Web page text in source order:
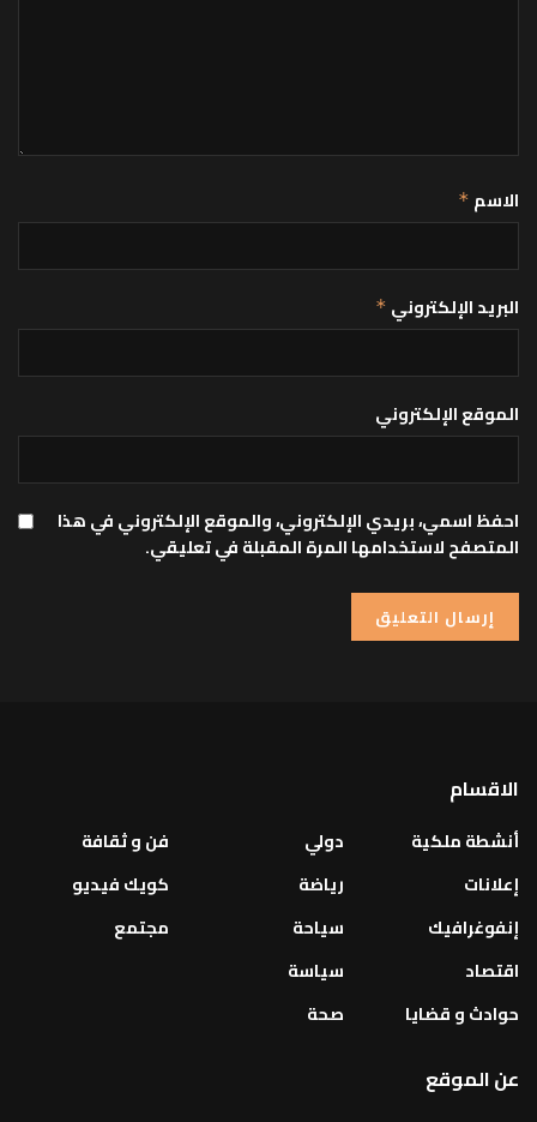
الاسم *
البريد الإلكتروني *
الموقع الإلكتروني
احفظ اسمي، بريدي الإلكتروني، والموقع الإلكتروني في هذا
المتصفح لاستخدامها المرة المقبلة في تعليقي.
الاقسام
أنشطة ملكية
إعلانات
إنفوغرافيك
اقتصاد
حوادث و قضايا
دولي
رياضة
سياحة
سياسة
صحة
فن و ثقافة
كويك فيديو
مجتمع
عن الموقع